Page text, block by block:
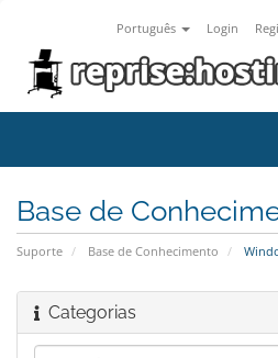
Português Login
Base de
Suporte Base de Conhecimento
Categorias